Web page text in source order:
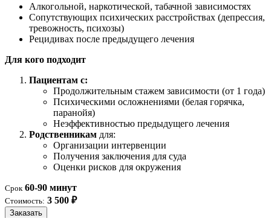
Алкогольной, наркотической, табачной зависимостях
Сопутствующих психических расстройствах (депрессия,
тревожность, психозы)
Рецидивах после предыдущего лечения
Для кого подходит
Пациентам с:
Продолжительным стажем зависимости (от 1 года)
Психическими осложнениями (белая горячка,
паранойя)
Неэффективностью предыдущего лечения
Родственникам для:
Организации интервенции
Получения заключения для суда
Оценки рисков для окружения
Срок 60-90 минут
Стоимость: 3 500 ₽
Заказать